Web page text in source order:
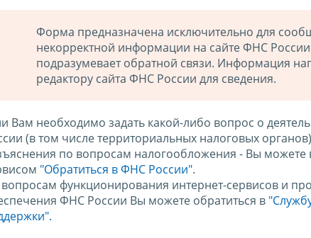
Форма предназначена исключительно для
некорректной информации на сайте ФНС
подразумевает обратной связи. Информация
редактору сайта ФНС России для сведения.
Вам необходимо задать какой-либо вопрос о
(в том числе территориальных налоговых
по вопросам налогообложения - Вы можете
"Обратиться в ФНС России".
функционирования интернет-сервисов и
ФНС России Вы можете обратиться в